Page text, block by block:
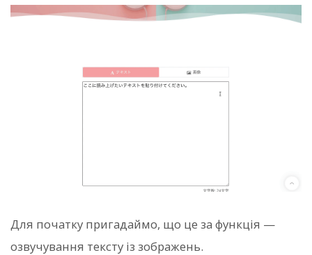
Для початку пригадаймо, що це за функція —
озвучування тексту із зображень.